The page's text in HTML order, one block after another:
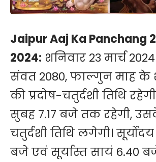
Jaipur Aaj Ka Panchang
2024: शनिवार 23 मार्च
संवत 2080, फाल्गुन माह के
की प्रदोष-चतुर्दशी तिथि
सुबह 7.17 बजे तक रहेगी,
चतुर्दशी तिथि लगेगी।
बजे एवं सूर्यास्त सायं 6.40